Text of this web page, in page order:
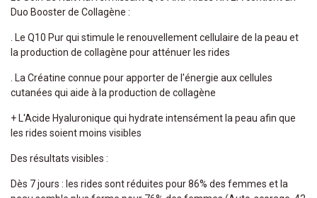
Duo Booster de Collagène :
. Le Q10 Pur qui stimule le renouvellement cellulaire de la peau et
la production de collagène pour atténuer les rides
. La Créatine connue pour apporter de l'énergie aux cellules
cutanées qui aide à la production de collagène
+ L'Acide Hyaluronique qui hydrate intensément la peau afin que
les rides soient moins visibles
Des résultats visibles :
Dès 7 jours : les rides sont réduites pour 86% des femmes et la